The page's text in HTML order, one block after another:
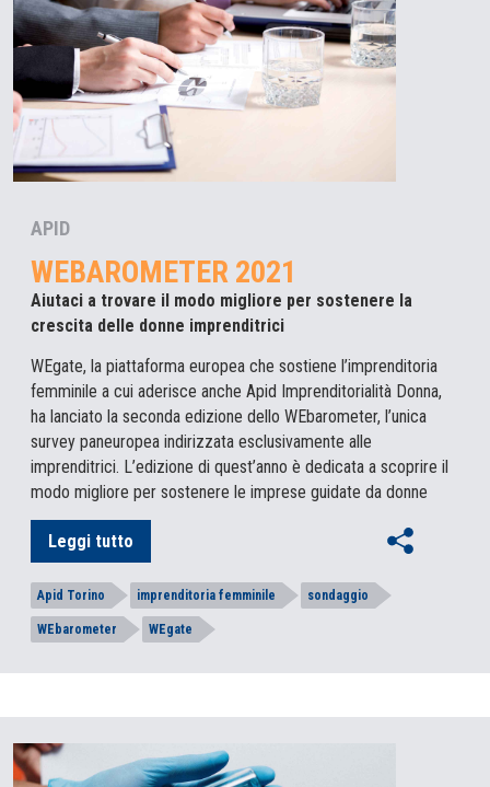
APID
WEBAROMETER 2021
Aiutaci a trovare il modo migliore per sostenere la
crescita delle donne imprenditrici
WEgate, la piattaforma europea che sostiene l’imprenditoria
femminile a cui aderisce anche Apid Imprenditorialità Donna,
ha lanciato la seconda edizione dello WEbarometer, l’unica
survey paneuropea indirizzata esclusivamente alle
imprenditrici. L’edizione di quest’anno è dedicata a scoprire il
modo migliore per sostenere le imprese guidate da donne
Leggi tutto
Apid Torino imprenditoria femminile sondaggio
WEbarometer WEgate